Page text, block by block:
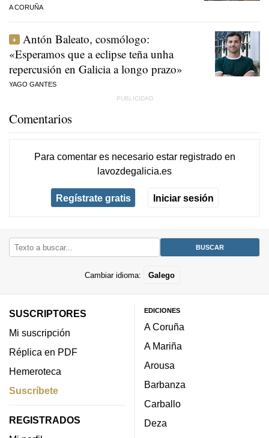
A CORUÑA
Antón Baleato, cosmólogo:
«Esperamos que a eclipse teña unha
repercusión en Galicia a longo prazo»
YAGO GANTES
Comentarios
Para comentar es necesario estar registradoen
lavozdegalicia.es
Regístrate gratis Iniciar sesión
Cambiar idioma: Galego
SUSCRIPTORES
Mi suscripción
Réplica en PDF
Hemeroteca
Suscríbete
REGISTRADOS
EDICIONES
A Coruña
A Mariña
Arousa
Barbanza
Carballo
Deza